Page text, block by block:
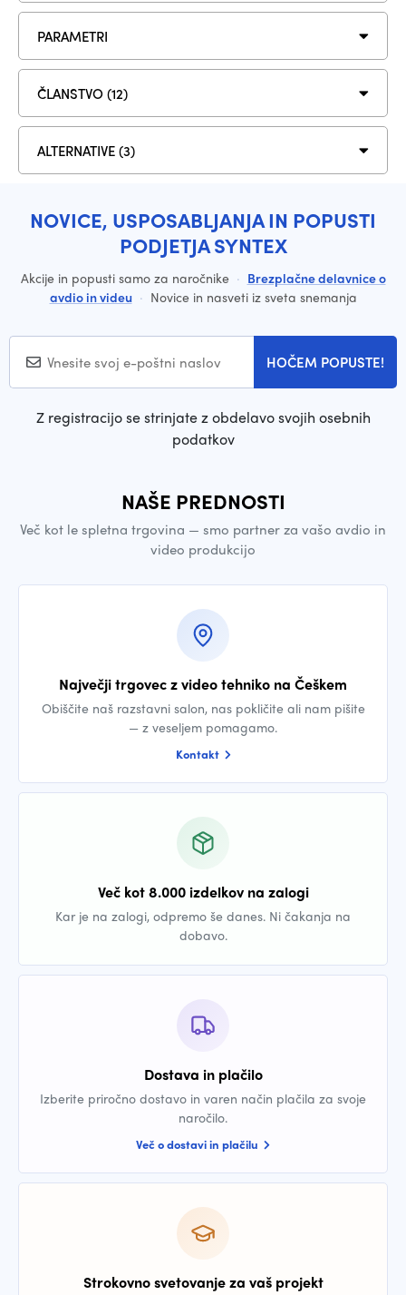
PARAMETRI
ČLANSTVO (12)
ALTERNATIVE (3)
NOVICE, USPOSABLJANJA IN POPUSTI
PODJETJA SYNTEX
Akcije in popusti samo za naročnike · Brezplačne delavnice o
avdio in videu · Novice in nasveti iz sveta snemanja
HOČEM POPUSTE!
Z registracijo se strinjate z obdelavo svojih osebnih
podatkov
NAŠE PREDNOSTI
Več kot le spletna trgovina — smo partner za vašo avdio in
video produkcijo
Največji trgovec z video tehniko na Češkem
Obiščite naš razstavni salon, nas pokličite ali nam pišite
— z veseljem pomagamo.
Kontakt
Več kot 8.000 izdelkov na zalogi
Kar je na zalogi, odpremo še danes. Ni čakanja na
dobavo.
Dostava in plačilo
Izberite priročno dostavo in varen način plačila za svoje
naročilo.
Več o dostavi in plačilu
Strokovno svetovanje za vaš projekt